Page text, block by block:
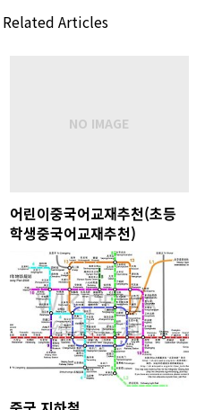
Related Articles
어린이중국어교재추천(초등
학생중국어교재추천)